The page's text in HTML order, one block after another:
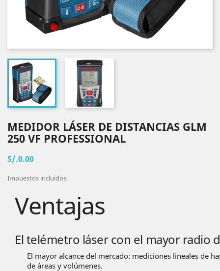
MEDIDOR LÁSER DE DISTANCIAS GLM
250 VF PROFESSIONAL
S/.0.00
Impuestos incluidos
Ventajas
El telémetro láser con el mayor radio
El mayor alcance del mercado: mediciones lineales de
de áreas y volúmenes.